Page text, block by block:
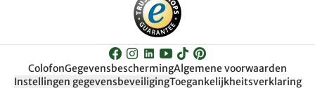
ColofonGegevensbeschermingAlgemene voorwaarden
Instellingen gegevensbeveiligingToegankelijkheitsverklaring